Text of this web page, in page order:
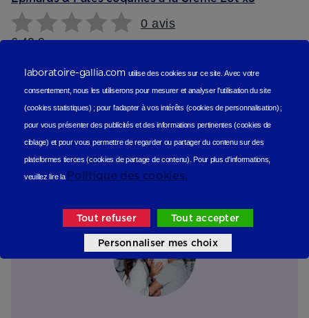
0 avis
6,49 €
De 15 à 36 mois
Epuisé
M'avertir
Reviews (scope produit)
Les avis de nos consommateurs
laboratoire-gallia.com utilise des cookies sur ce site.Avec votre
consentement, nous les utiliseronspour mesurer et analyser l'utilisation du site
(cookies statistiques) ;pour l'adapter à vos intérêts (cookies de personnalisation) ;
pour vous présenter des publicités et des informations pertinentes (cookies de
ciblage) et pour vous permettre de regarder ou partager du contenu sur des
plateformes tierces (cookies de partage de contenu). Pour plus d'informations,
veuillez lire la Politique des cookies.
Tout refuser Tout accepter
Personnaliser mes choix